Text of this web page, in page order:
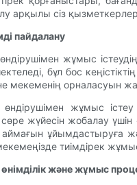
арқылы сіз
пайдалану
жұмыс
бұл бос
мекеменің орналасуын
жұмыс
жүйесін жобалау
аймағын ұйымдастыруға
тиімдірек
өнімділік және жұмыс